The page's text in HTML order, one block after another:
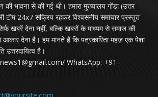
भावना से की गई थी। हमारा मुख्यालय गोंडा (उत्तर
टीम 24x7 सक्रिय रहकर विश्वसनीय समाचार प्रस्तुत
खबरें देना नहीं, बल्कि खबरों के माध्यम से समाज की
देना है। हम मानते हैं कि पत्रकारिता महज़ एक पेशा
उत्तरदायित्व है।
WhatsApp: +91-